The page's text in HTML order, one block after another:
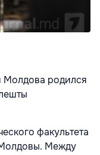
Молдова родился
факультета
Молдовы. Между